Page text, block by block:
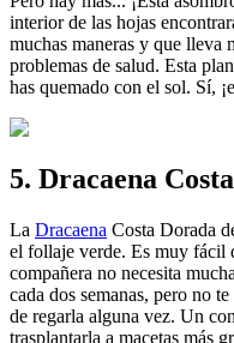
interior de las hojas
muchas maneras y que lleva
problemas de salud. Esta
has quemado con el sol. Sí,
5. Dracaena
La Dracaena Costa Dorada
el follaje verde. Es muy fácil
compañera no necesita
cada dos semanas, pero no
de regarla alguna vez. Un
trasplantarla a macetas más